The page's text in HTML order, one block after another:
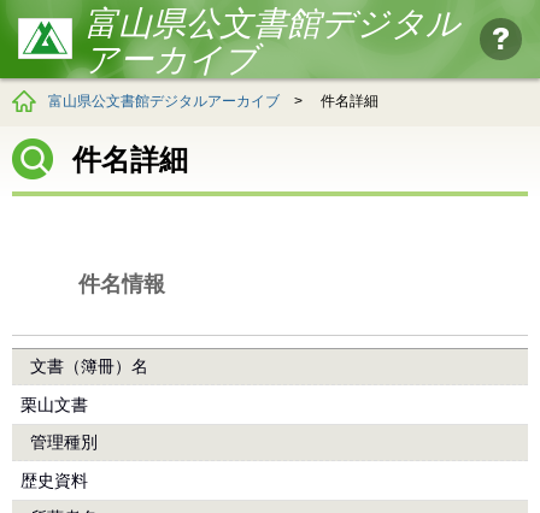
富山県公文書館デジタル
アーカイブ
富山県公文書館デジタルアーカイブ > 件名詳細
件名詳細
件名情報
文書（簿冊）名
栗山文書
管理種別
歴史資料